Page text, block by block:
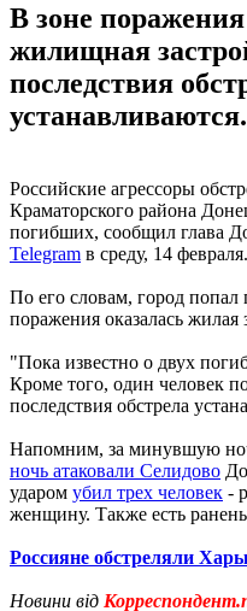
В зоне поражения
жилищная
последствия
устанавливаются.
Российские агрессоры
Краматорского района
погибших, сообщил глава
Telegram в среду, 14 февраля.
По его словам, город попал
поражения оказалась жилая
"Пока известно о двух
Кроме того, один человек
последствия обстрела
Напомним, за минувшую
ночь атаковали Селидово
ударом убил трех человек -
женщину. Также есть
Россияне обстреляли
Новини від